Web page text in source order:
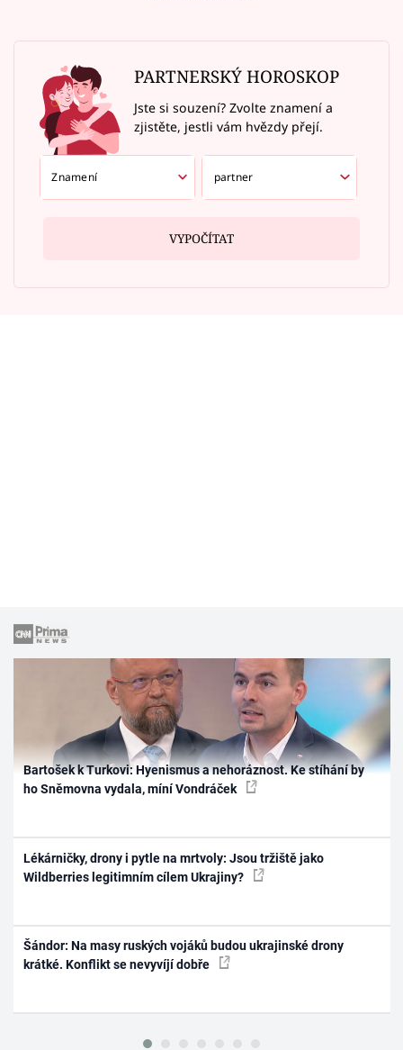
PARTNERSKÝ HOROSKOP
Jste si souzení? Zvolte znamení a
zjistěte, jestli vám hvězdy přejí.
VYPOČÍTAT
Bartošek k Turkovi: Hyenismus a nehoráznost. Ke stíhání by
ho Sněmovna vydala, míní Vondráček
Lékárničky, drony i pytle na mrtvoly: Jsou tržiště jako
Wildberries legitimním cílem Ukrajiny?
Šándor: Na masy ruských vojáků budou ukrajinské drony
krátké. Konflikt se nevyvíjí dobře